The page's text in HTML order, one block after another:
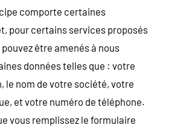
comporte certaines
pour certains services proposés
être amenés à nous
données telles que : votre
le nom de votre société, votre
et votre numéro de téléphone.
vous remplissez le formulaire